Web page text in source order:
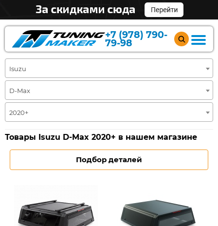
+7 (978) 790-
79-98
Isuzu
D-Max
2020+
Товары Isuzu D-Max 2020+ в нашем магазине
Подбор деталей